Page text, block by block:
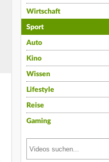
Wirtschaft
Sport
Auto
Kino
Wissen
Lifestyle
Reise
Gaming